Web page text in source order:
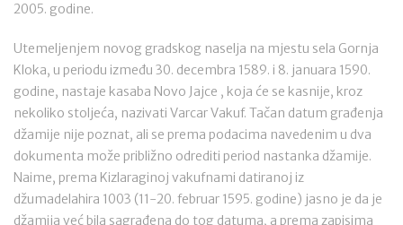
2005. godine.
Utemeljenjem novog gradskog naselja na mjestu sela Gornja
Kloka, u periodu između 30. decembra 1589. i 8. januara 1590.
godine, nastaje kasaba Novo Jajce , koja će se kasnije, kroz
nekoliko stoljeća, nazivati Varcar Vakuf. Tačan datum građenja
džamije nije poznat, ali se prema podacima navedenim u dva
dokumenta može približno odrediti period nastanka džamije.
Naime, prema Kizlaraginoj vakufnami datiranoj iz
džumadelahira 1003 (11-20. februar 1595. godine) jasno je da je
džamija već bila sagrađena do tog datuma, a prema zapisima